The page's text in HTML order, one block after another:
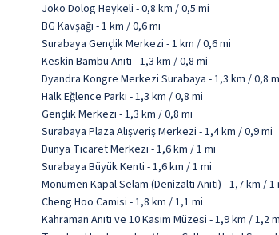
Joko Dolog Heykeli - 0,8 km / 0,5 mi
BG Kavşağı - 1 km / 0,6 mi
Surabaya Gençlik Merkezi - 1 km / 0,6 mi
Keskin Bambu Anıtı - 1,3 km / 0,8 mi
Dyandra Kongre Merkezi Surabaya - 1,3 km / 0,8
Halk Eğlence Parkı - 1,3 km / 0,8 mi
Gençlik Merkezi - 1,3 km / 0,8 mi
Surabaya Plaza Alışveriş Merkezi - 1,4 km / 0,9 mi
Dünya Ticaret Merkezi - 1,6 km / 1 mi
Surabaya Büyük Kenti - 1,6 km / 1 mi
Monumen Kapal Selam (Denizaltı Anıtı) - 1,7 km / 1
Cheng Hoo Camisi - 1,8 km / 1,1 mi
Kahraman Anıtı ve 10 Kasım Müzesi - 1,9 km / 1,2